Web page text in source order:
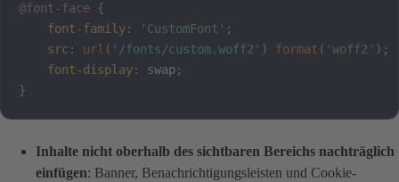
@font-face {
font-family: 'CustomFont' ;
src : url ( '/fonts/custom.woff2' ) format ( 'woff2' ) ;
font-display: swap;
}
Inhalte nicht oberhalb des sichtbaren Bereichs nachträglich
einfügen: Banner, Benachrichtigungsleisten und Cookie-